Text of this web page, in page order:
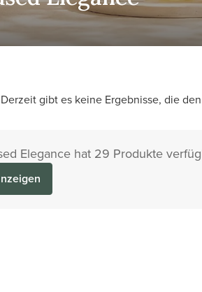
Derzeit gibt es keine Ergebnisse, die
Elegance hat 29 Produkte